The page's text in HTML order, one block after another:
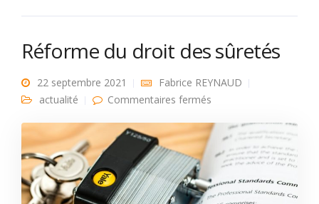
Réforme du droit des sûretés
22 septembre 2021
Fabrice REYNAUD
actualité
Commentaires fermés